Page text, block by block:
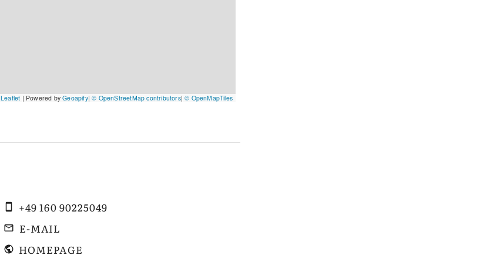
| Powered byGeoapify|© OpenStreetMap contributors|© OpenMapTiles
+49 160 90225049
E-MAIL
HOMEPAGE